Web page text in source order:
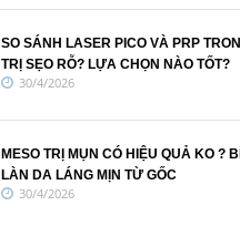
SO SÁNH LASER PICO VÀ PRP
TRỊ SẸO RỖ? LỰA CHỌN NÀO TỐT?
30/4/2026
MESO TRỊ MỤN CÓ HIỆU QUẢ KO ?
LÀN DA LÁNG MỊN TỪ GỐC
30/4/2026